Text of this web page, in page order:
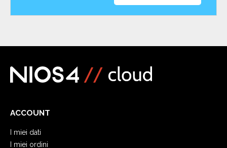
ACCOUNT
I miei dati
I miei ordini